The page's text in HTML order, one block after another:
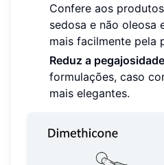
Confere aos
sedosa e não oleosa
mais facilmente pela
Reduz a
formulações, caso
mais elegantes.